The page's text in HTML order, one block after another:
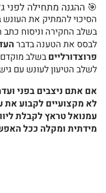
🎯 ההגנה מתחילה לפני
הסיכוי להמתיק את
בשלב החקירה וניסוח
לבסס את הטענה בדבר
פרוצדורלייםבשלב
לשלב הטיעון לעונש עם
אם אתם ניצבים בפני
לא מקצועיים לקבוע את
עמנואל טראץ לקבלת
מידתית ומקלה ככל